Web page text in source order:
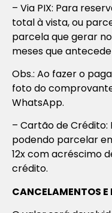
– Via PIX: Para
total à vista, ou
parcela que gerar
meses que
Obs.: Ao fazer o
foto do
WhatsApp.
– Cartão de
podendo parcelar
12x com acréscimo
crédito.
CANCELAMENTOS E